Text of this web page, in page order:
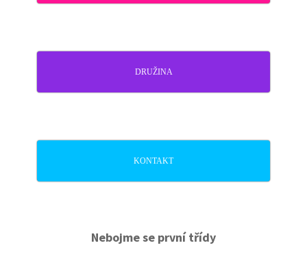
DRUŽINA
KONTAKT
Nebojme se první třídy